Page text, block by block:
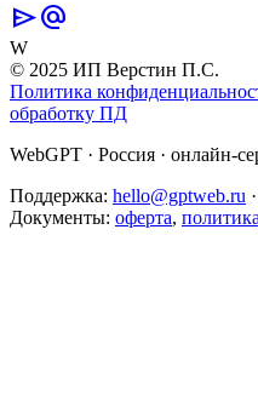
sendalternate_email
W
© 2025 ИП Верстин П.С.
Политика
обработку ПД
WebGPT · Россия · онлайн-
Поддержка: hello@gptweb.ru ·
Документы: оферта,